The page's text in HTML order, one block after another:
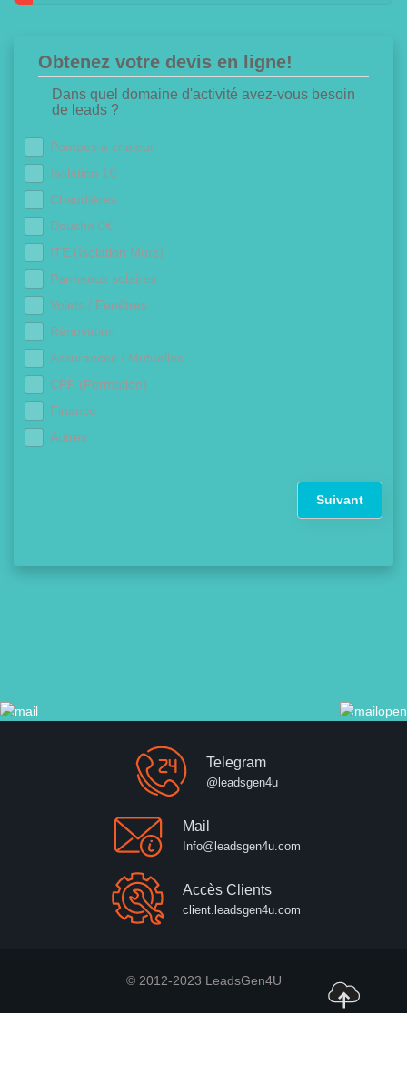
Obtenez votre devis en ligne!
Dans quel domaine d'activité avez-vous besoin
de leads ?
Pompes à chaleur
Isolation 1€
Chaudières
Douche 0€
ITE (Isolation Murs)
Panneaux solaires
Volets / Fenêtres
Rénovation
Assurances / Mutuelles
CPF (Formation)
Finance
Autres
Suivant
Telegram
@leadsgen4u
Mail
Info@leadsgen4u.com
Accès Clients
client.leadsgen4u.com
© 2012-2023 LeadsGen4U